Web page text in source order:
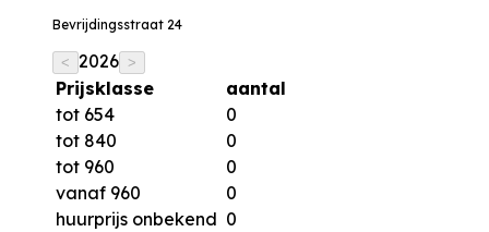
Bevrijdingsstraat 24
< 2026 >
Prijsklasse
aantal
tot 654
0
tot 840
0
tot 960
0
vanaf 960
0
huurprijs onbekend 0